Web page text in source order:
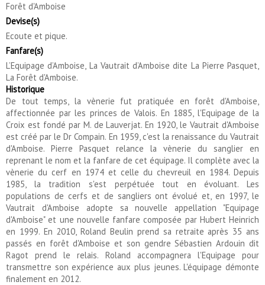
Forêt d'Amboise
Devise(s)
Ecoute et pique.
Fanfare(s)
L’Equipage d’Amboise, La Vautrait d’Amboise dite La Pierre Pasquet,
La Forêt d'Amboise.
Historique
De tout temps, la vènerie fut pratiquée en forêt d'Amboise,
affectionnée par les princes de Valois. En 1885, l'Equipage de la
Croix est fondé par M. de Lauverjat. En 1920, le Vautrait d'Amboise
est créé par le Dr Compain. En 1959, c'est la renaissance du Vautrait
d'Amboise. Pierre Pasquet relance la vènerie du sanglier en
reprenant le nom et la fanfare de cet équipage. Il complète avec la
vènerie du cerf en 1974 et celle du chevreuil en 1984. Depuis
1985, la tradition s'est perpétuée tout en évoluant. Les
populations de cerfs et de sangliers ont évolué et, en 1997, le
Vautrait d'Amboise adopte sa nouvelle appellation "Equipage
d'Amboise" et une nouvelle fanfare composée par Hubert Heinrich
en 1999. En 2010, Roland Beulin prend sa retraite après 35 ans
passés en forêt d'Amboise et son gendre Sébastien Ardouin dit
Ragot prend le relais. Roland accompagnera l'Equipage pour
transmettre son expérience aux plus jeunes. L'équipage démonte
finalement en 2012.